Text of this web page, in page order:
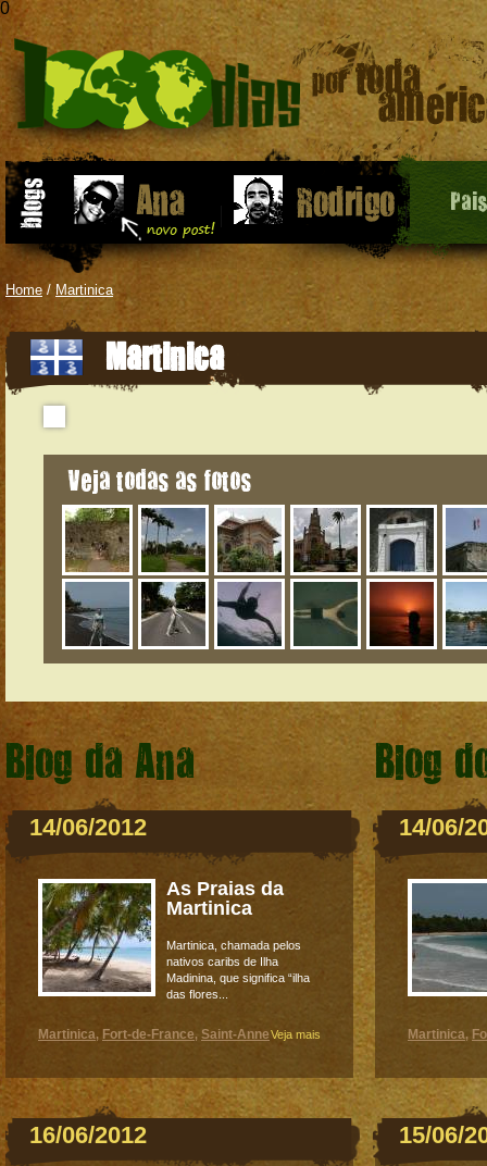
0
Home / Martinica
Martinica
Veja todas as fotos
Blog da Ana
14/06/2012
As Praias da
Martinica
Martinica, chamada pelos
nativos caribs de Ilha
Madinina, que significa “ilha
das flores...
Veja mais
Martinica, Fort-de-France, Saint-Anne
16/06/2012
Blog
14/06/
Martinica,
15/06/